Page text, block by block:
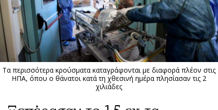
Παιδεία
Υγεία
Πολιτική
Βουλευτικές 2026
Εκλογές 2024
Προεδρικές 2023
Διπλωματία
Αρθρογραφία
The Hill
Υγεία
Αγγελίες
Ενοικιάζονται
Πωλούνται
Τα περισσότερα κρούσματα καταγράφονται με διαφορά πλέον στις
ΗΠΑ, όπου ο θάνατοι κατά τη χθεσινή ημέρα πλησίασαν τις 2
χιλιάδες